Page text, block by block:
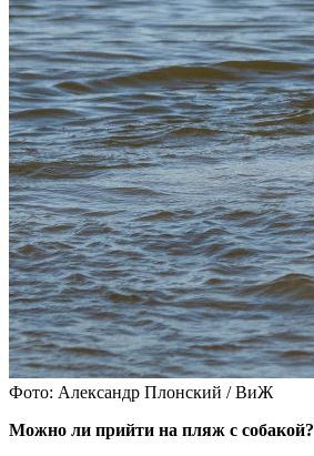
Фото: Александр Плонский / ВиЖ
Можно ли прийти на пляж с собакой?